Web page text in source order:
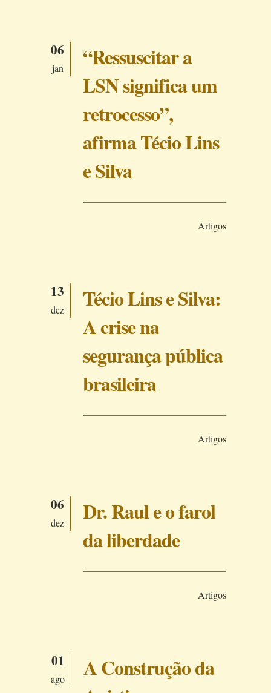
06
jan
“Ressuscitar a
LSN significa um
retrocesso”,
afirma Técio Lins
e Silva
Artigos
13
dez
Técio Lins e Silva:
A crise na
segurança pública
brasileira
Artigos
06
dez
Dr. Raul e o farol
da liberdade
Artigos
01
ago
A Construção da